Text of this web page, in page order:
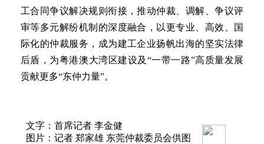
工合同争议解决规则衔接，推动仲裁、调解、争议评
审等多元解纷机制的深度融合，以更专业、高效、国
际化的仲裁服务，成为建工企业扬帆出海的坚实法律
后盾，为粤港澳大湾区建设及“一带一路”高质量发展
贡献更多“东仲力量”。
文字：首席记者 李金健
图片：记者 郑家雄 东莞仲裁委员会供图